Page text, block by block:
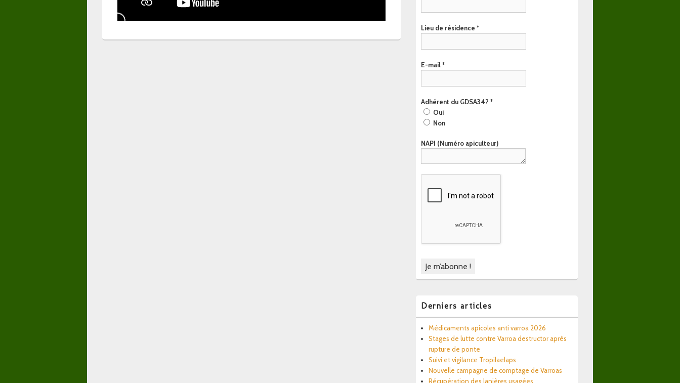
Lieu de résidence *
E-mail*
Adhérent du GDSA34? *
Oui
Non
NAPI (Numéro apiculteur)
Derniers articles
Médicaments apicoles anti varroa 2026
Stages de lutte contre Varroa destructor après
rupture de ponte
Suivi et vigilance Tropilaelaps
Nouvelle campagne de comptage de Varroas
Récupération des lanières usagées